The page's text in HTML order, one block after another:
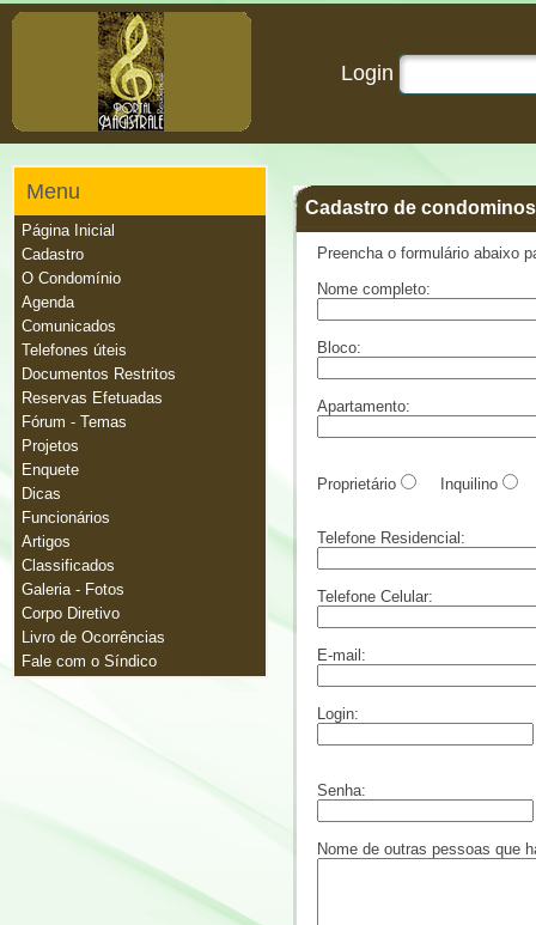
Login
Menu
Página Inicial
Cadastro
O Condomínio
Agenda
Comunicados
Telefones úteis
Documentos Restritos
Reservas Efetuadas
Fórum - Temas
Projetos
Enquete
Dicas
Funcionários
Artigos
Classificados
Galeria - Fotos
Corpo Diretivo
Livro de Ocorrências
Fale com o Síndico
Cadastro de condominos
Preencha o formulário abaixo
Nome completo:
Bloco:
Apartamento:
Proprietário Inquilino
Telefone Residencial:
Telefone Celular:
E-mail:
Login:
Senha:
Nome de outras pessoas que